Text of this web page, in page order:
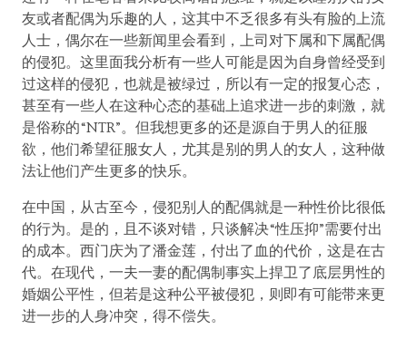
友或者配偶为乐趣的人，这其中不乏很多有头有脸的上流
人士，偶尔在一些新闻里会看到，上司对下属和下属配偶
的侵犯。这里面我分析有一些人可能是因为自身曾经受到
过这样的侵犯，也就是被绿过，所以有一定的报复心态，
甚至有一些人在这种心态的基础上追求进一步的刺激，就
是俗称的“NTR”。但我想更多的还是源自于男人的征服
欲，他们希望征服女人，尤其是别的男人的女人，这种做
法让他们产生更多的快乐。
在中国，从古至今，侵犯别人的配偶就是一种性价比很低
的行为。是的，且不谈对错，只谈解决“性压抑”需要付出
的成本。西门庆为了潘金莲，付出了血的代价，这是在古
代。在现代，一夫一妻的配偶制事实上捍卫了底层男性的
婚姻公平性，但若是这种公平被侵犯，则即有可能带来更
进一步的人身冲突，得不偿失。